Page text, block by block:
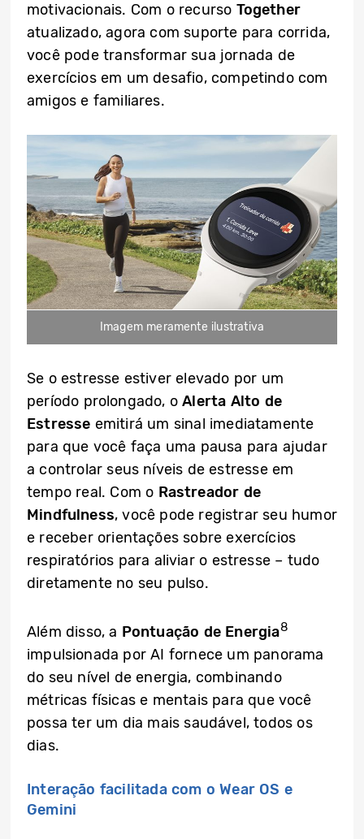
motivacionais. Com o recurso Together
atualizado, agora com suporte para corrida,
você pode transformar sua jornada de
exercícios em um desafio, competindo com
amigos e familiares.
Imagem meramente ilustrativa
Se o estresse estiver elevado por um
período prolongado, oAlerta Alto de
Estresse emitirá um sinal imediatamente
para que você faça uma pausa para ajudar
a controlar seus níveis de estresse em
tempo real. Com o Rastreador de
Mindfulness, você pode registrar seu humor
e receber orientações sobre exercícios
respiratórios para aliviar o estresse – tudo
diretamente no seu pulso.
Além disso, a Pontuação de Energia8
impulsionada por AI fornece um panorama
do seu nível de energia, combinando
métricas físicas e mentais para que você
possa ter um dia mais saudável, todos os
dias.
Interação facilitada com o Wear OS e
Gemini